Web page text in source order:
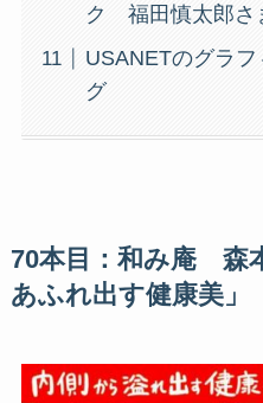
ク 福田慎太郎さ
USANETのグラ
グ
70本目：和み庵 森
あふれ出す健康美」